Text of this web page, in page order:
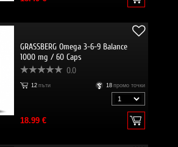
GRASSBERG Omega 3-6-9 Balance
1000 mg / 60 Caps
0.0
12 пъти 18 промо точки
18.99 €